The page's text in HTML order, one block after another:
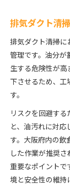
説
法
排気ダクト清
排気ダクト清掃に
管理です。油分が
生する危険性が高
下させるため、工
す。
リスクを回避す
と、油汚れに対応
す。大阪府内の飲
した作業が推奨
重要なポイントで
境と安全性の維持